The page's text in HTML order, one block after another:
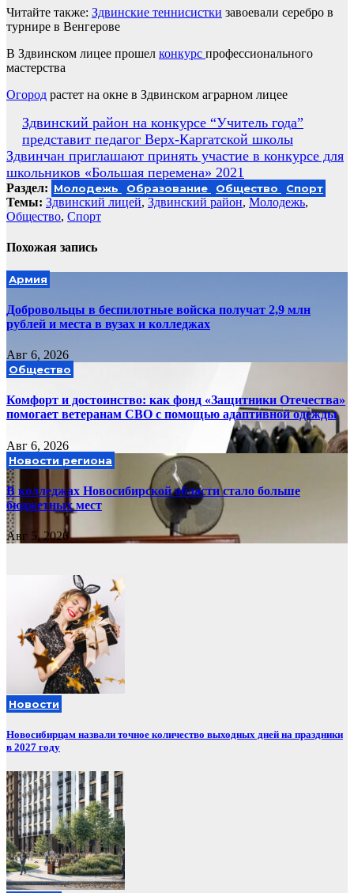
Читайте также: Здвинские теннисистки завоевали серебро в
турнире в Венгерове
В Здвинском лицее прошел конкурс профессионального
мастерства
Огород растет на окне в Здвинском аграрном лицее
Навигация
по
записям
Здвинский район на конкурсе “Учитель года”
представит педагог Верх-Каргатской школы
Здвинчан приглашают принять участие в конкурсе для
школьников «Большая перемена» 2021
Раздел: Молодежь Образование Общество Спорт
Темы: Здвинский лицей, Здвинский район, Молодежь,
Общество, Спорт
Похожая запись
Армия
Добровольцы в беспилотные войска получат 2,9 млн
рублей и места в вузах и колледжах
Авг 6, 2026
Общество
Комфорт и достоинство: как фонд «Защитники Отечества»
помогает ветеранам СВО с помощью адаптивной одежды
Авг 6, 2026
Новости региона
В колледжах Новосибирской области стало больше
бюджетных мест
Авг 5, 2026
Новости
Новосибирцам назвали точное количество выходных дней на праздники
в 2027 году